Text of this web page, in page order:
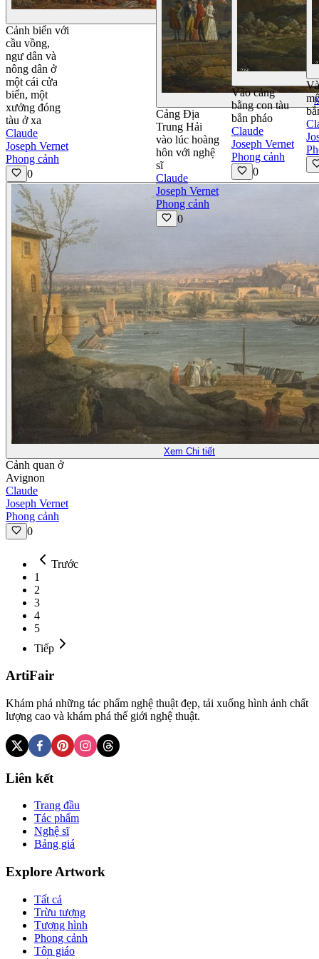
Xem Chi tiết
Cảnh biển với
cầu vồng,
ngư dân và
nông dân ở
một cái cửa
biển, một
xưởng đóng
tàu ở xa
Claude
Joseph Vernet
Phong cảnh
0
Xem Chi tiết
Cảnh quan ở
Avignon
Claude
Joseph Vernet
Phong cảnh
0
Cảng Địa
Trung Hải
vào lúc hoàng
hôn với nghệ
sĩ
Claude
Joseph Vernet
Phong cảnh
0
Vào cảng
bằng con tàu
bắn pháo
Claude
Joseph Vernet
Phong cảnh
0
Trước
1
2
3
4
5
Tiếp
ArtiFair
Khám phá những tác phẩm nghệ thuật đẹp, tải xuống hình ảnh chất
lượng cao và khám phá thế giới nghệ thuật.
Liên kết
Trang đầu
Tác phẩm
Nghệ sĩ
Bảng giá
Explore Artwork
Tất cả
Trừu tượng
Tượng hình
Phong cảnh
Tôn giáo